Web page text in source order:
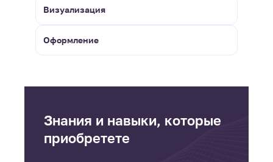
Визуализация
Оформление
Знания и навыки, которые
приобретете